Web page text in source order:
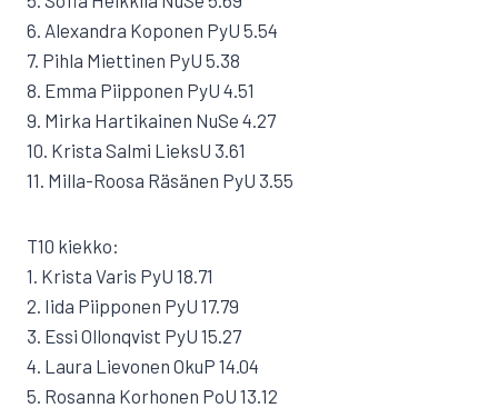
6. Alexandra Koponen PyU 5.54
7. Pihla Miettinen PyU 5.38
8. Emma Piipponen PyU 4.51
9. Mirka Hartikainen NuSe 4.27
10. Krista Salmi LieksU 3.61
11. Milla-Roosa Räsänen PyU 3.55
T10 kiekko:
1. Krista Varis PyU 18.71
2. Iida Piipponen PyU 17.79
3. Essi Ollonqvist PyU 15.27
4. Laura Lievonen OkuP 14.04
5. Rosanna Korhonen PoU 13.12